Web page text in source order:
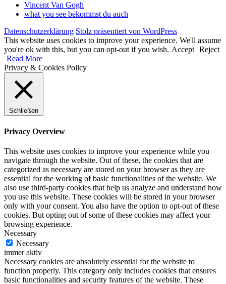
Vincent Van Gogh
what you see bekommst du auch
Datenschutzerklärung Stolz präsentiert von WordPress
This website uses cookies to improve your experience. We'll assume
you're ok with this, but you can opt-out if you wish. Accept Reject
Read More
Privacy & Cookies Policy
Schließen
Privacy Overview
This website uses cookies to improve your experience while you
navigate through the website. Out of these, the cookies that are
categorized as necessary are stored on your browser as they are
essential for the working of basic functionalities of the website. We
also use third-party cookies that help us analyze and understand how
you use this website. These cookies will be stored in your browser
only with your consent. You also have the option to opt-out of these
cookies. But opting out of some of these cookies may affect your
browsing experience.
Necessary
Necessary
immer aktiv
Necessary cookies are absolutely essential for the website to
function properly. This category only includes cookies that ensures
basic functionalities and security features of the website. These